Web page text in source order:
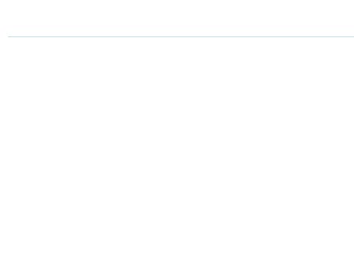
szkoda, bo można
na jednej z ulic